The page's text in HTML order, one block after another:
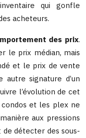
qui gonfle
acheteurs.
des prix.
le prix médian, mais
et le prix de vente
signature d’un
l’évolution de cet
et les plex ne
aux pressions
détecter des sous-